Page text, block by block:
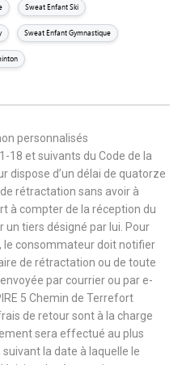
Sweat Enfant Ski
Sweat Enfant Gymnastique
personnalisés
18 et suivants du Code de la
dispose d’un délai de quatorze
rétractation sans avoir à
à compter de la réception du
un tiers désigné par lui. Pour
le consommateur doit notifier
de rétractation ou de toute
par courrier ou par e-
5 Chemin de Terrefort
de retour sont à la charge
sera effectué au plus
la date à laquelle le